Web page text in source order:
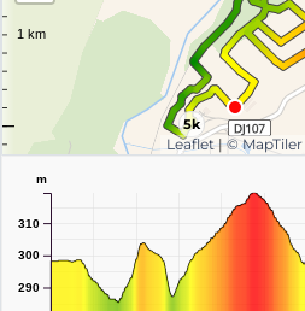
5k
Leaflet | © MapTiler
290
300
310
m